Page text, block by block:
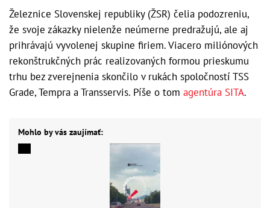
Železnice Slovenskej republiky (ŽSR) čelia podozreniu,
že svoje zákazky nielenže neúmerne predražujú, ale aj
prihrávajú vyvolenej skupine firiem. Viacero miliónových
rekonštrukčných prác realizovaných formou prieskumu
trhu bez zverejnenia skončilo v rukách spoločností TSS
Grade, Tempra a Transservis. Píše o tom agentúra SITA.
Mohlo by vás zaujímať: